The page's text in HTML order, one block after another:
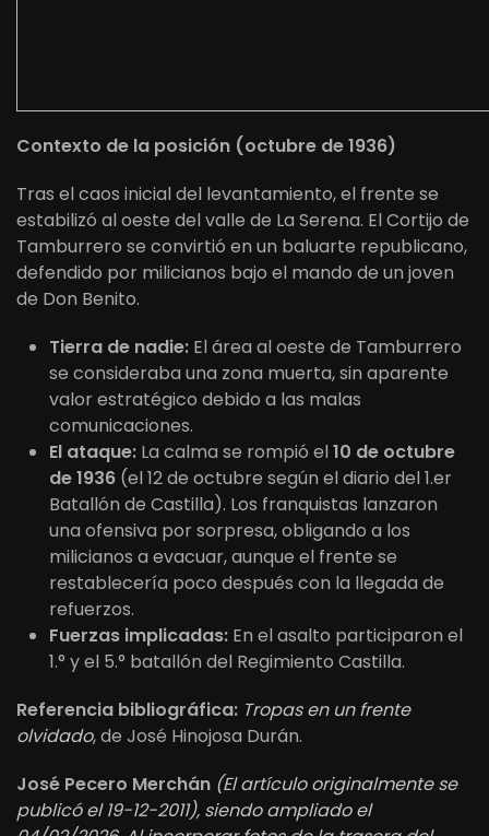
Contexto de la posición (octubre de 1936)
Tras el caos inicial del levantamiento, el frente se
estabilizó al oeste del valle de La Serena. El Cortijo de
Tamburrero se convirtió en un baluarte republicano,
defendido por milicianos bajo el mando de un joven
de Don Benito.
Tierra de nadie: El área al oeste de Tamburrero
se consideraba una zona muerta, sin aparente
valor estratégico debido a las malas
comunicaciones.
El ataque: La calma se rompió el10 de octubre
de 1936 (el 12 de octubre según el diario del 1.er
Batallón de Castilla). Los franquistas lanzaron
una ofensiva por sorpresa, obligando a los
milicianos a evacuar, aunque el frente se
restablecería poco después con la llegada de
refuerzos.
Fuerzas implicadas: En el asalto participaron el
1.° y el 5.° batallón del Regimiento Castilla.
Referencia bibliográfica: Tropas en un frente
olvidado, de José Hinojosa Durán.
José Pecero Merchán (El artículo originalmente se
publicó el 19-12-2011), siendo ampliado el